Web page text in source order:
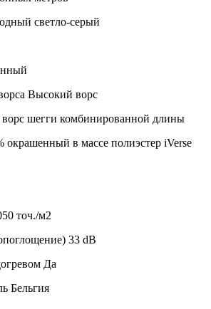
светло-серый
Высокий ворс
ворс шегги комбинированной длины
окрашенный в массе полиэстер iVerse
точ./м2
33 dB
Да
Бельгия